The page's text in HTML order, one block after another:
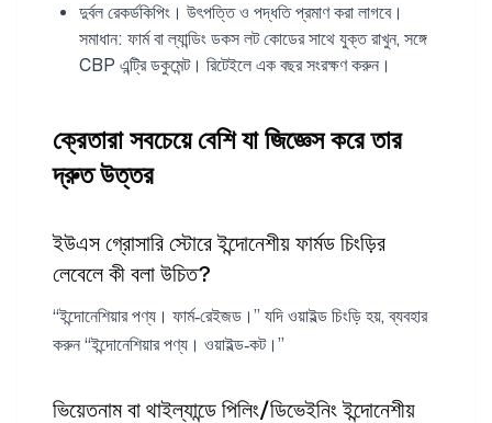
দুর্বল রেকর্ডকিপিং। উৎপত্তি ও পদ্ধতি প্রমাণ করা লাগবে।
সমাধান: ফার্ম বা ল্যান্ডিং ডকস লট কোডের সাথে যুক্ত রাখুন, সঙ্গে
CBP এন্ট্রি ডকুমেন্ট। রিটেইলে এক বছর সংরক্ষণ করুন।
ক্রেতারা সবচেয়ে বেশি যা জিজ্ঞেস করে তার
দ্রুত উত্তর
ইউএস গ্রোসারি স্টোরে ইন্দোনেশীয় ফার্মড চিংড়ির
লেবেলে কী বলা উচিত?
“ইন্দোনেশিয়ার পণ্য। ফার্ম‑রেইজড।” যদি ওয়াইল্ড চিংড়ি হয়, ব্যবহার
করুন “ইন্দোনেশিয়ার পণ্য। ওয়াইল্ড‑কট।”
ভিয়েতনাম বা থাইল্যান্ডে পিলিং/ডিভেইনিং ইন্দোনেশীয়